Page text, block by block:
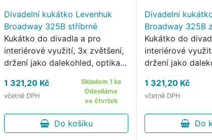
Divadelní kukátko Levenhuk
Broadway 325B stříbrné
Kukátko do divadla a pro
interiérové využití, 3x zvětšení,
držení jako dalekohled, optika
vrstvami, nastavitelná
mezipupilární vzdálenost,
1 321,20 Kč
včetně DPH
Skladem 1 ks
Odesíláme
ve čtvrtek
Do košíku
Divadelní
Broadway 325B
Kukátko do
interiérové
držení jako
vrstvami,
mezipupilární
1 321,20 Kč
včetně DPH
Do